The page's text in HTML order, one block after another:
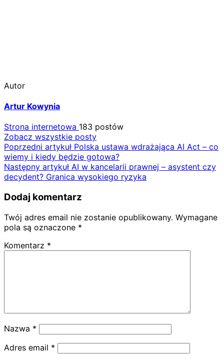
Autor
Artur Kowynia
Strona internetowa 183 postów
Zobacz wszystkie posty
Nawigacja
wpisu
Poprzedni artykuł Polska ustawa wdrażająca AI Act – co
wiemy i kiedy będzie gotowa?
Następny artykuł AI w kancelarii prawnej – asystent czy
decydent? Granica wysokiego ryzyka
Dodaj komentarz
Twój adres email nie zostanie opublikowany. Wymagane
pola są oznaczone *
Komentarz *
Nazwa *
Adres email *